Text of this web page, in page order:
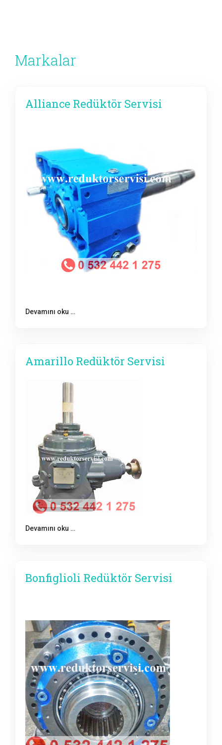
Markalar
Alliance Redüktör Servisi
Devamını oku …
Amarillo Redüktör Servisi
Devamını oku …
Bonfiglioli Redüktör Servisi